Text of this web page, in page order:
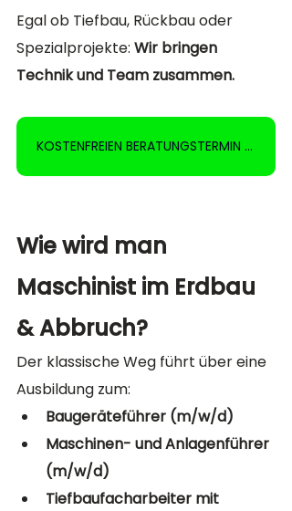
Egal ob Tiefbau, Rückbau oder
Spezialprojekte: Wir bringen
Technik und Team zusammen.
KOSTENFREIEN BERATUNGSTERMIN BUCHEN
Wie wird man
Maschinist im Erdbau
& Abbruch?
Der klassische Weg führt über eine
Ausbildung zum:
Baugeräteführer (m/w/d)
Maschinen- und Anlagenführer
(m/w/d)
Tiefbaufacharbeiter mit